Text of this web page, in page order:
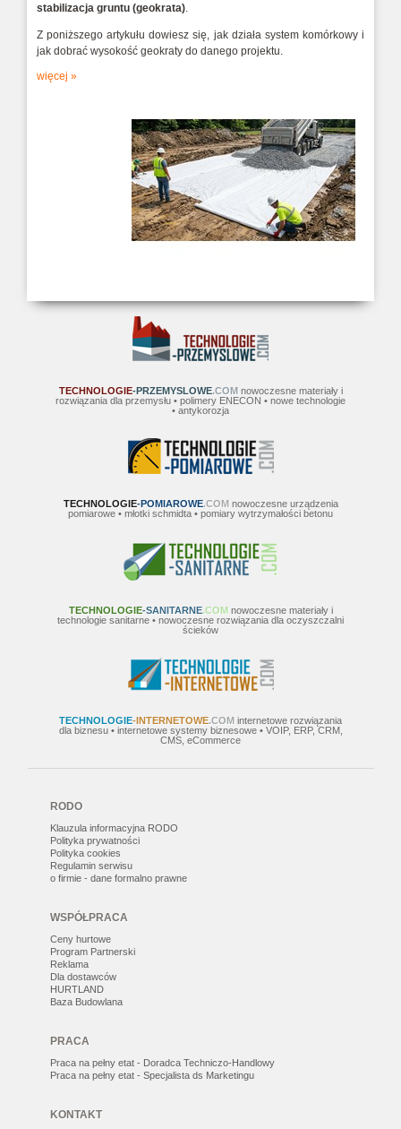
stabilizacja gruntu (geokrata)
Z poniższego artykułu dowiesz się, jak działa system komórkowy i
jak dobrać wysokość geokraty do danego projektu.
więcej »
TECHNOLOGIE-PRZEMYSLOWE.COMnowoczesne materiały i
rozwiązania dla przemysłu • polimery ENECON • nowe technologie
• antykorozja
TECHNOLOGIE-POMIAROWE.COMnowoczesne urządzenia
pomiarowe • młotki schmidta • pomiary wytrzymałości betonu
TECHNOLOGIE-SANITARNE.COMnowoczesne materiały i
technologie sanitarne • nowoczesne rozwiązania dla oczyszczalni
ścieków
TECHNOLOGIE-INTERNETOWE.COM internetowe rozwiązania
dla biznesu • internetowe systemy biznesowe • VOIP, ERP, CRM,
CMS, eCommerce
RODO
Klauzula informacyjna RODO
Polityka prywatności
Polityka cookies
Regulamin serwisu
o firmie - dane formalno prawne
WSPÓŁPRACA
Ceny hurtowe
Program Partnerski
Reklama
Dla dostawców
HURTLAND
Baza Budowlana
PRACA
Praca na pełny etat - Doradca Techniczo-Handlowy
Praca na pełny etat - Specjalista ds Marketingu
KONTAKT